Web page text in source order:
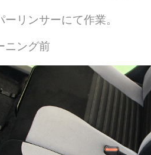
ーリンサーにて作業。
ニング前